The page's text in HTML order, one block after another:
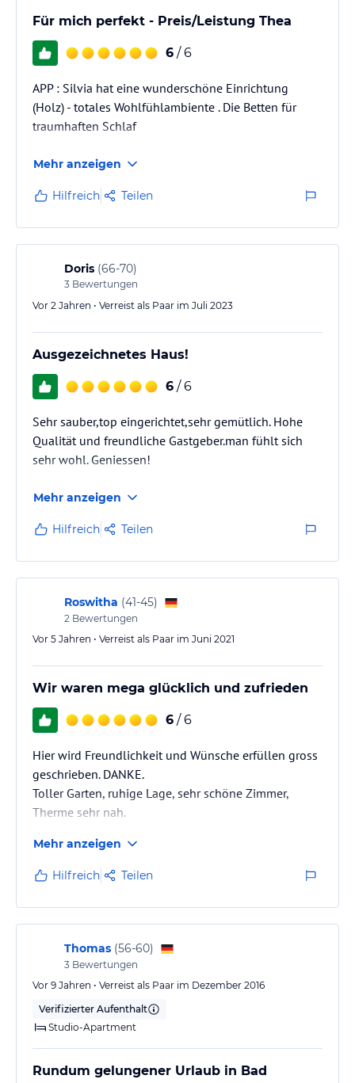
Für mich perfekt - Preis/Leistung Thea
6 / 6
APP : Silvia hat eine wunderschöne Einrichtung
(Holz) - totales Wohlfühlambiente . Die Betten für
traumhaften Schlaf
Mehr anzeigen
Hilfreich Teilen
Doris (66-70)
3 Bewertungen
Vor 2 Jahren • Verreist als Paar im Juli 2023
Ausgezeichnetes Haus!
6 / 6
Sehr sauber,top eingerichtet,sehr gemütlich. Hohe
Qualität und freundliche Gastgeber.man fühlt sich
sehr wohl. Geniessen!
Mehr anzeigen
Hilfreich Teilen
Roswitha (41-45)
2 Bewertungen
Vor 5 Jahren • Verreist als Paar im Juni 2021
Wir waren mega glücklich und zufrieden
6 / 6
Hier wird Freundlichkeit und Wünsche erfüllen gross
geschrieben. DANKE.
Toller Garten, ruhige Lage, sehr schöne Zimmer,
Therme sehr nah.
Mehr anzeigen
Hilfreich Teilen
Thomas (56-60)
3 Bewertungen
Vor 9 Jahren • Verreist als Paar im Dezember 2016
Verifizierter Aufenthalt
Studio-Apartment
Rundum gelungener Urlaub in Bad